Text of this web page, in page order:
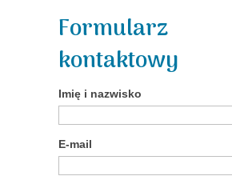
Formularz
kontaktowy
Imię i nazwisko
E-mail